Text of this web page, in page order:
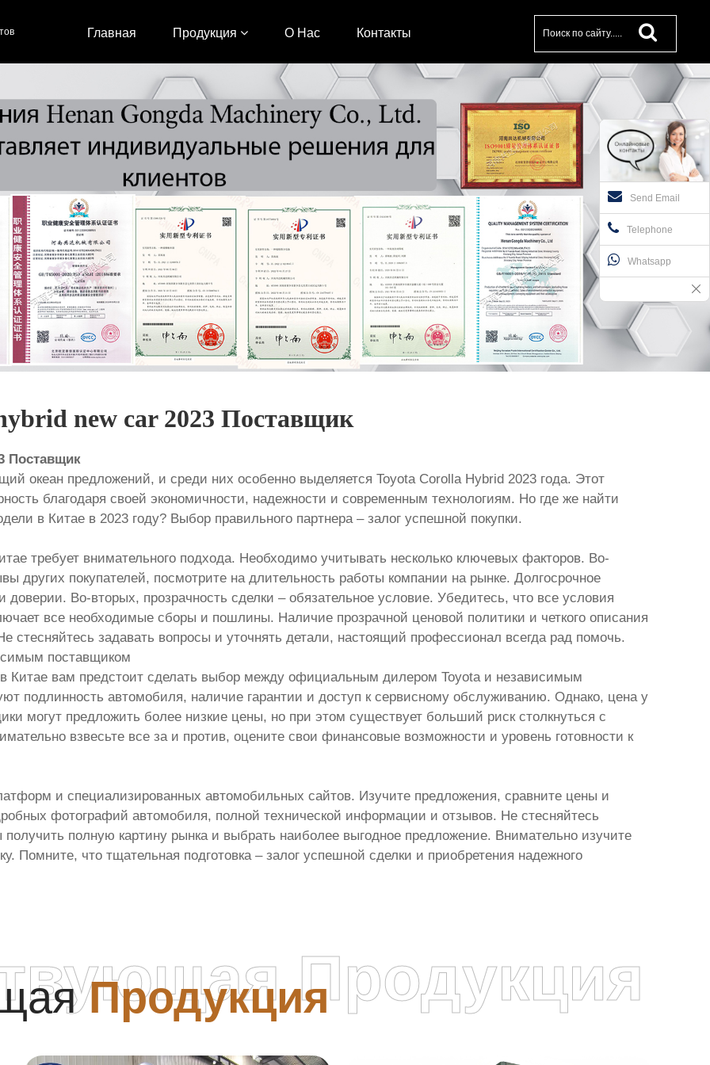
Главная Продукция О Нас Контакты
new car 2023 Поставщик
Поставщик
океан предложений, и среди них особенно выделяется Toyota Corolla Hybrid 2023 года. Этот
благодаря своей экономичности, надежности и современным технологиям. Но где же найти
в Китае в 2023 году? Выбор правильного партнера – залог успешной покупки.
требует внимательного подхода. Необходимо учитывать несколько ключевых факторов. Во-
других покупателей, посмотрите на длительность работы компании на рынке. Долгосрочное
доверии. Во-вторых, прозрачность сделки – обязательное условие. Убедитесь, что все условия
все необходимые сборы и пошлины. Наличие прозрачной ценовой политики и четкого описания
стесняйтесь задавать вопросы и уточнять детали, настоящий профессионал всегда рад помочь.
поставщиком
в Китае вам предстоит сделать выбор между официальным дилером Toyota и независимым
подлинность автомобиля, наличие гарантии и доступ к сервисному обслуживанию. Однако, цена у
могут предложить более низкие цены, но при этом существует больший риск столкнуться с
взвесьте все за и против, оцените свои финансовые возможности и уровень готовности к
и специализированных автомобильных сайтов. Изучите предложения, сравните цены и
фотографий автомобиля, полной технической информации и отзывов. Не стесняйтесь
полную картину рынка и выбрать наиболее выгодное предложение. Внимательно изучите
Помните, что тщательная подготовка – залог успешной сделки и приобретения надежного
ПродукцияПродукция
Send Email
Telephone
Whatsapp